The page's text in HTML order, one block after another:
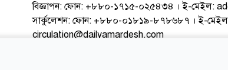
বিজ্ঞাপন: ফোন: +৮৮০-১৭১৫-০২৫৪৩৪ । ই-মেইল:
সার্কুলেশন: ফোন: +৮৮০-০১৮১৯-৮৭৮৬৮৭ । ই-
circulation@dailyamardesh.com